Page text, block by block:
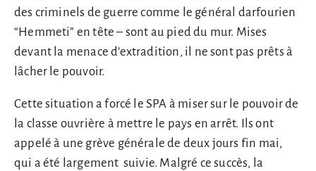
des criminels de guerre comme le général darfourien
“Hemmeti” en tête – sont au pied du mur. Mises
devant la menace d’extradition, il ne sont pas prêts à
lâcher le pouvoir.
Cette situation a forcé le SPA à miser sur le pouvoir de
la classe ouvrière à mettre le pays en arrêt. Ils ont
appelé à une grève générale de deux jours fin mai,
qui a été largement suivie. Malgré ce succès, la